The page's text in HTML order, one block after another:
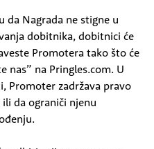
da Nagrada ne stigne u
dobitnika, dobitnici će
Promotera tako što će
nas” na Pringles.com. U
Promoter zadržava pravo
da ograniči njenu